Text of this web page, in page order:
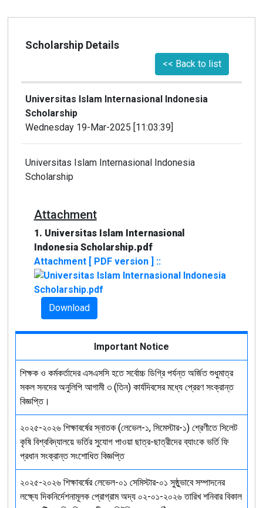
Scholarship Details
<< Back to list
Universitas Islam Internasional Indonesia
Scholarship
Wednesday 19-Mar-2025 [11:03:39]
Universitas Islam Internasional Indonesia
Scholarship
Attachment
1. Universitas Islam Internasional
Indonesia Scholarship.pdf
Attachment [ PDF version ] ::
Download
Important Notice
শিক্ষক ও কর্মকর্তাদের এসএসসি হতে সর্বোচ্চ ডিগ্রি পর্যন্ত অর্জিত শুধুমাত্র
সকল সনদের অনুলিপি আগামী ৩ (তিন) কার্যদিবসের মধ্যে প্রেরণ সংক্রান্ত
বিজ্ঞপ্তি।
২০২৫-২০২৬ শিক্ষাবর্ষের স্নাতক (লেভেল-১, সিমেস্টার-১) শ্রেণীতে সিলেট
কৃষি বিশ্ববিদ্যালয়ে ভর্তির সুযোগ পাওয়া ছাত্র-ছাত্রীদের ব্যাংকে ভর্তি ফি
প্রধান সংক্রান্ত সংশোধিত বিজ্ঞপ্তি
২০২৫-২০২৬ শিক্ষাবর্ষের লেভেল-০১ সেমিস্টার-০১ সুষ্ঠুভাবে সম্পাদনের
লক্ষ্যে দিকনির্দেশনামূলক প্রোগ্রাম অদ্য ০২-০১-২০২৬ তারিখ শনিবার বিকাল